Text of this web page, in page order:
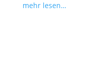
mehr lesen…